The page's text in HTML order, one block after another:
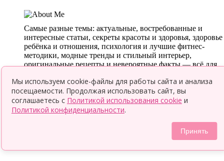
Самые разные темы: актуальные, востребованные и
интересные статьи, секреты красоты и здоровья, здоровье
ребёнка и отношения, психология и лучшие фитнес-
методики, модные тренды и стильный интерьер,
оригинальные рецепты и невероятные факты — всё для
© 2026 Леди LifeStyle
Top
Мы используем cookie-файлы для работы сайта и анализа
посещаемости. Продолжая использовать сайт, вы
соглашаетесь с Политикой использования cookie и
Политикой конфиденциальности.
Принять